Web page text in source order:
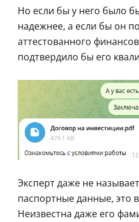
Но если бы у него было
надежнее, а если бы он
аттестованного
подтвердило бы его
Эксперт даже не
паспортные данные, это
Неизвестна даже его